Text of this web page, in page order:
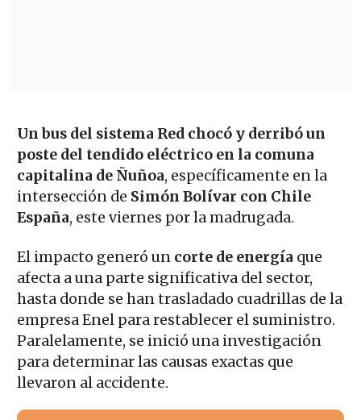
Un bus del sistema Red chocó y derribó un
poste del tendido eléctrico en la comuna
capitalina de Ñuñoa, específicamente en la
intersección de Simón Bolívar con Chile
España, este viernes por la madrugada.
El impacto generó un corte de energía que
afecta a una parte significativa del sector,
hasta donde se han trasladado cuadrillas de la
empresa Enel para restablecer el suministro.
Paralelamente, se inició una investigación
para determinar las causas exactas que
llevaron al accidente.